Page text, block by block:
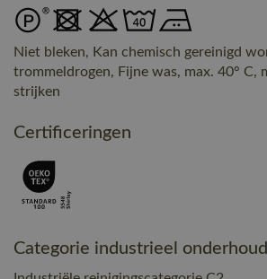
Niet bleken, Kan chemisch gereinigd
trommeldrogen, Fijne was, max. 40° C,
strijken
Certificeringen
Categorie industrieel onderhoud